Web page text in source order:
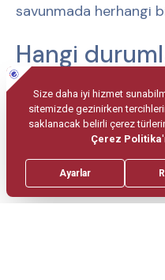
savunmada herhangi
Hangi
ameliyatı
Tonsillerin ileri
oluşan solunum
durması